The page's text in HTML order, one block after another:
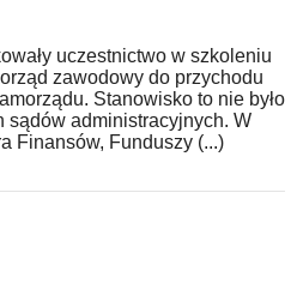
uczestnictwo w szkoleniu
zawodowy do przychodu
Stanowisko to nie było
sądów administracyjnych. W
Finansów, Funduszy (...)